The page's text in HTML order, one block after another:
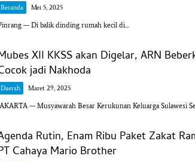
Beranda Mei 5, 2025
— Di balik dinding rumah kecil di…
XII KKSS akan Digelar, ARN
jadi Nakhoda
Daerah Maret 29, 2025
— Musyawarah Besar Kerukunan Keluarga Sulawesi
Rutin, Enam Ribu Paket Zakat
Cahaya Mario Brother